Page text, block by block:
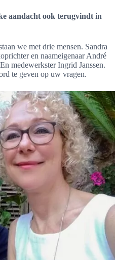
aandacht ook terugvindt in
we met drie mensen. Sandra
en naameigenaar André
medewerkster Ingrid Janssen.
te geven op uw vragen.